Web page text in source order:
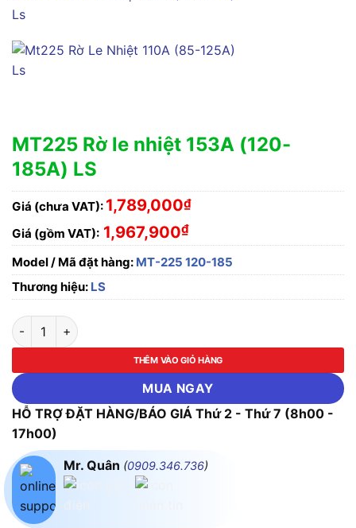
MT225 Rờ le nhiệt 153A (120-
185A) LS
Giá (chưa VAT): 1,789,000₫
Giá (gồm VAT): 1,967,900₫
Model / Mã đặt hàng: MT-225 120-185
Thương hiệu: LS
MT225 Rờ le nhiệt 153A (120-185A) LS số lượng
THÊM VÀO GIỎ HÀNG
MUA NGAY
HỖ TRỢ ĐẶT HÀNG/BÁO GIÁ Thứ 2 - Thứ 7 (8h00 -
17h00)
Mr. Quân (0909.346.736)